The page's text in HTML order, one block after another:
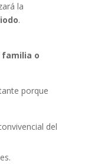
la
.
o
porque
del